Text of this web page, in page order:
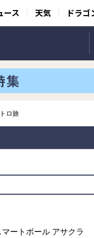
ース 天気 ドラゴ
ロ旅
ートボール アサクラ